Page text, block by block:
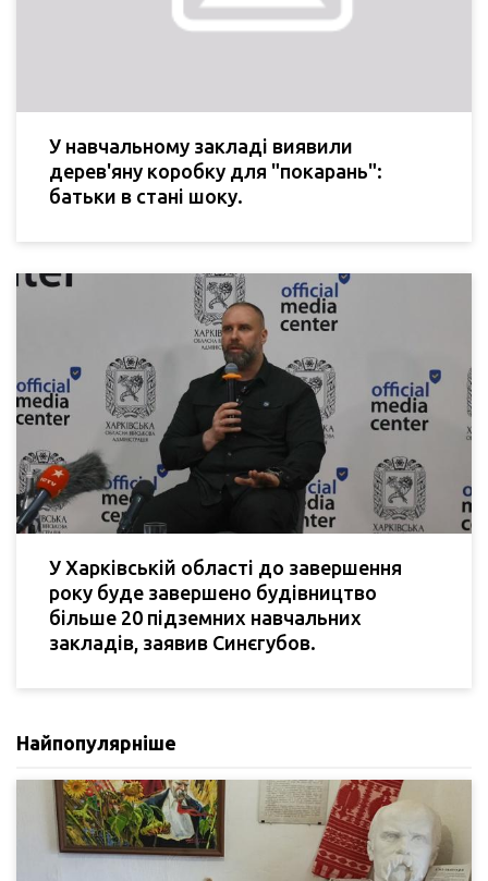
У навчальному закладі виявили
дерев'яну коробку для "покарань":
батьки в стані шоку.
У Харківській області до завершення
року буде завершено будівництво
більше 20 підземних навчальних
закладів, заявив Синєгубов.
Найпопулярніше